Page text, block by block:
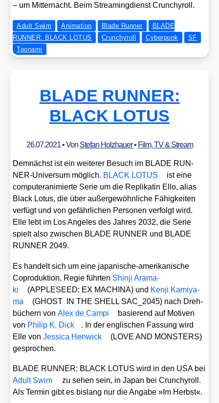
– um Mit­ter­nacht. Beim Strea­ming­dienst Crun­chy­roll.
Adult Swim Animation Blade Runner
BLADE
RUNNER: BLACK LOTUS
Crunchyroll Cyberpunk
SF
Toonami
BLADE RUNNER:
BLACK LOTUS
26.07.2021• Von Stefan Holzhauer• Film, TV & Stream
Dem­nächst ist ein wei­te­rer Besuch im BLADE RUN­
NER-Uni­ver­sum mög­lich. BLACK LOTUS
ist eine
com­pu­ter­ani­mier­te Serie um die Repli­ka­tin Ello, ali­as
Black Lotus, die über außer­ge­wöhn­li­che Fähig­kei­ten
ver­fügt und von gefähr­li­chen Per­so­nen ver­folgt wird.
Elle lebt im Los Ange­les des Jah­res 2032, die Serie
spielt also zwi­schen BLADE RUNNER und BLADE
RUNNER 2049.
Es han­delt sich um eine japa­ni­sche-ame­ri­ka­ni­sche
Copro­duk­ti­on, Regie führ­ten Shin­ji Ara­ma­
ki
(APPLESEED: EX MACHINA) und Ken­ji Kami­ya­
ma
(GHOST IN THE SHELL SAC_​2045) nach Dreh­
bü­chern vonAlex de Cam­pi
basie­rend auf Moti­ven
von Phil­ip K. Dick
. In der eng­li­schen Fas­sung wird
Elle vonJes­si­ca Hen­wick
(LOVE AND MONSTERS)
gespro­chen.
BLADE RUNNER: BLACK LOTUS wird in den USA bei
Adult Swim
zu sehen sein, in Japan bei Crun­chy­roll.
Als Ter­min gibt es bis­lang nur die Anga­be »Im Herbst«.